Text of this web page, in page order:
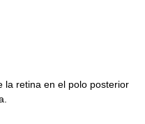
la retina en el polo posterior